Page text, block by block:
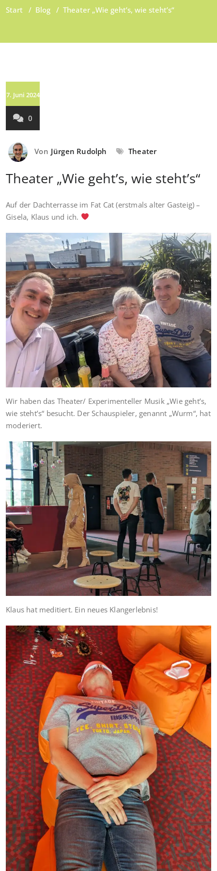
Start / Blog / Theater „Wie geht’s, wie steht’s“
7. Juni 2024
0
Von Jürgen Rudolph Theater
Theater „Wie geht’s, wie steht’s“
Auf der Dachterrasse im Fat Cat (erstmals alter Gasteig) –
Gisela, Klaus und ich.
Wir haben das Theater/ Experimenteller Musik „Wie geht’s,
wie steht’s“ besucht. Der Schauspieler, genannt „Wurm“, hat
moderiert.
Klaus hat meditiert. Ein neues Klangerlebnis!